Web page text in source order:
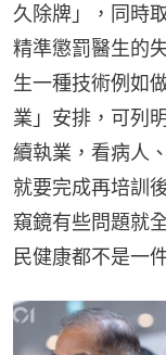
久除牌」，同時
精準懲罰醫生的
生一種技術例如
業」安排，可列
續執業，看病人
就要完成再培訓
窺鏡有些問題就
民健康都不是一